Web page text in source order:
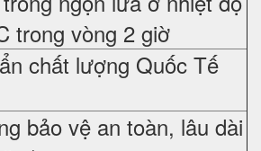
trong vòng 2 giờ
chất lượng Quốc Tế
bảo vệ an toàn, lâu dài